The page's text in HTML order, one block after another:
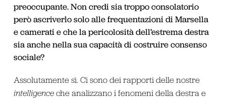
preoccupante. Non credi sia troppo consolatorio
però ascriverlo solo alle frequentazioni di Marsella
e camerati e che la pericolosità dell’estrema destra
sia anche nella sua capacità di costruire consenso
sociale?
Assolutamente sì. Ci sono dei rapporti delle nostre
intelligenceche analizzano i fenomeni della destra e